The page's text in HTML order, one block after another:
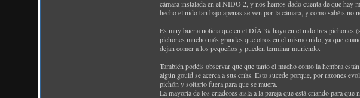
cámara instalada en el NIDO 2, y nos hemos dado cuenta de que hay
hecho el nido tan bajo apenas se ven por la cámara, y como sabéis
Es muy buena noticia que en el DÍA 3# haya en el nido tres pichones
pichones mucho más grandes que otros en el mismo nido, ya que
dejan comer a los pequeños y pueden terminar muriendo.
También podéis observar que que tanto el macho como la hembra
algún gould se acerca a sus crías. Esto sucede porque, por razones
pichón y soltarlo fuera para que se muera.
La mayoría de los criadores aisla a la pareja que está criando para